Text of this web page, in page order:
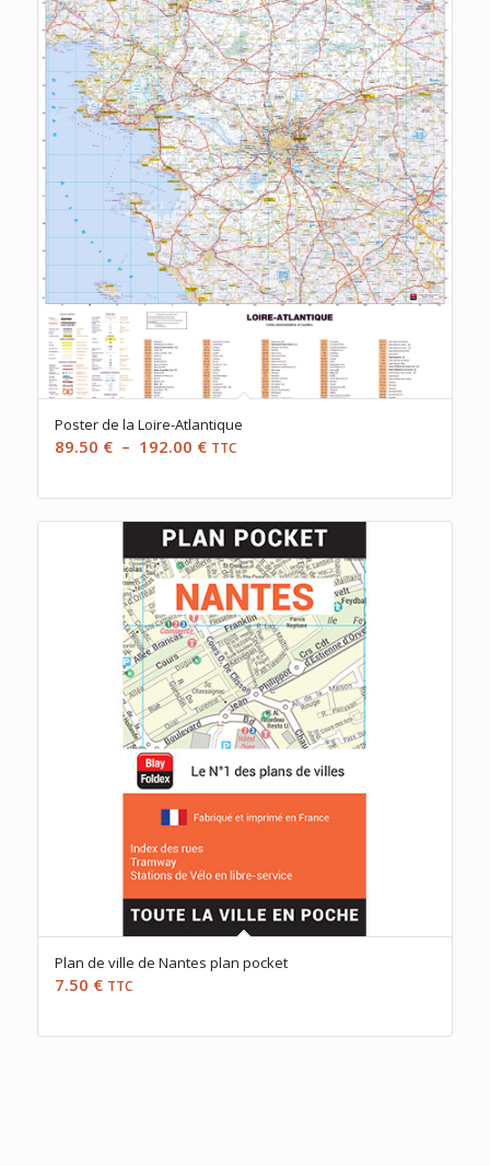
à
80.00 €
Poster de la Loire-Atlantique
89.50 € – 192.00 €Plage
prix :
89.50 €
à
192.00 €
TTC
Plan de ville de Nantes plan pocket
7.50 € TTC